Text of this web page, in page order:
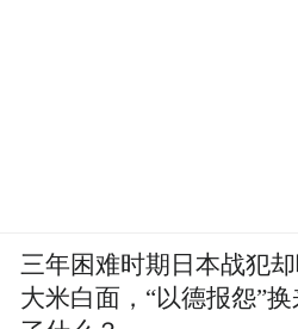
三年困难时期日本战犯
大米白面，“以德报怨”换